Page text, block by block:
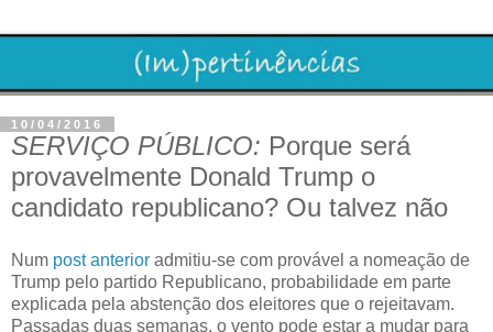
10/04/2016
SERVIÇO PÚBLICO: Porque será
provavelmente Donald Trump o
candidato republicano? Ou talvez não
Num post anterior admitiu-se com provável a nomeação de
Trump pelo partido Republicano, probabilidade em parte
explicada pela abstenção dos eleitores que o rejeitavam.
Passadas duas semanas, o vento pode estar a mudar para